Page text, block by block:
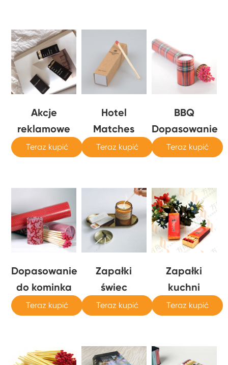
Akcje
reklamowe
Teraz kupić
Hotel
Matches
Teraz kupić
BBQ
Dopasowanie
Teraz kupić
Dopasowanie
do kominka
Teraz kupić
Zapałki
świec
Teraz kupić
Zapałki
kuchni
Teraz kupić